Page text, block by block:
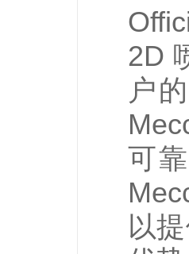
2D
户
可
以